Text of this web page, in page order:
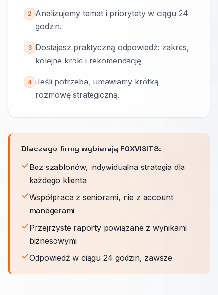
2
Analizujemy temat i priorytety w ciągu 24
godzin.
3
Dostajesz praktyczną odpowiedź: zakres,
kolejne kroki i rekomendację.
4 Jeśli potrzeba, umawiamy krótką
rozmowę strategiczną.
Dlaczego firmy wybierają FOXVISITS:
Bez szablonów, indywidualna strategia dla
każdego klienta
Współpraca z seniorami, nie z account
managerami
Przejrzyste raporty powiązane z wynikami
biznesowymi
Odpowiedź w ciągu 24 godzin, zawsze